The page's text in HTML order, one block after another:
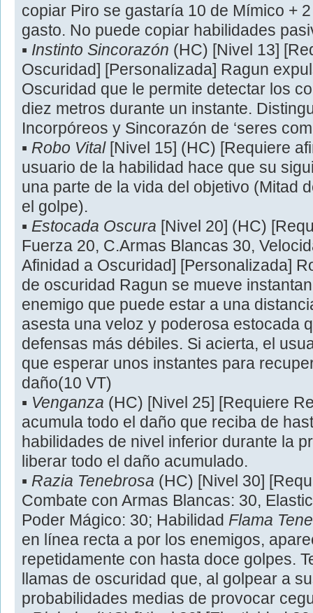
copiar Piro se gastaría 10 de Mímico +
gasto. No puede copiar habilidades
▪ Instinto Sincorazón (HC) [Nivel 13]
Oscuridad] [Personalizada] Ragun
Oscuridad que le permite detectar los
diez metros durante un instante.
Incorpóreos y Sincorazón de ‘seres
▪ Robo Vital[Nivel 15] (HC) [Requiere
usuario de la habilidad hace que su
una parte de la vida del objetivo (Mitad
el golpe).
▪ Estocada Oscura [Nivel 20] (HC)
Fuerza 20, C.Armas Blancas 30,
Afinidad a Oscuridad] [Personalizada]
de oscuridad Ragun se mueve
enemigo que puede estar a una
asesta una veloz y poderosa estocada
defensas más débiles. Si acierta, el
que esperar unos instantes para
daño(10 VT)
▪ Venganza (HC) [Nivel 25] [Requiere
acumula todo el daño que reciba de
habilidades de nivel inferior durante la
liberar todo el daño acumulado.
▪ Razia Tenebrosa (HC) [Nivel 30]
Combate con Armas Blancas: 30,
Poder Mágico: 30; Habilidad Flama
en línea recta a por los enemigos,
repetidamente con hasta doce golpes.
llamas de oscuridad que, al golpear a
probabilidades medias de provocar